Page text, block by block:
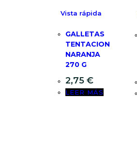
Vista rápida
GALLETAS
TENTACION
NARANJA
270 G
2,75 €
LEER MÁS